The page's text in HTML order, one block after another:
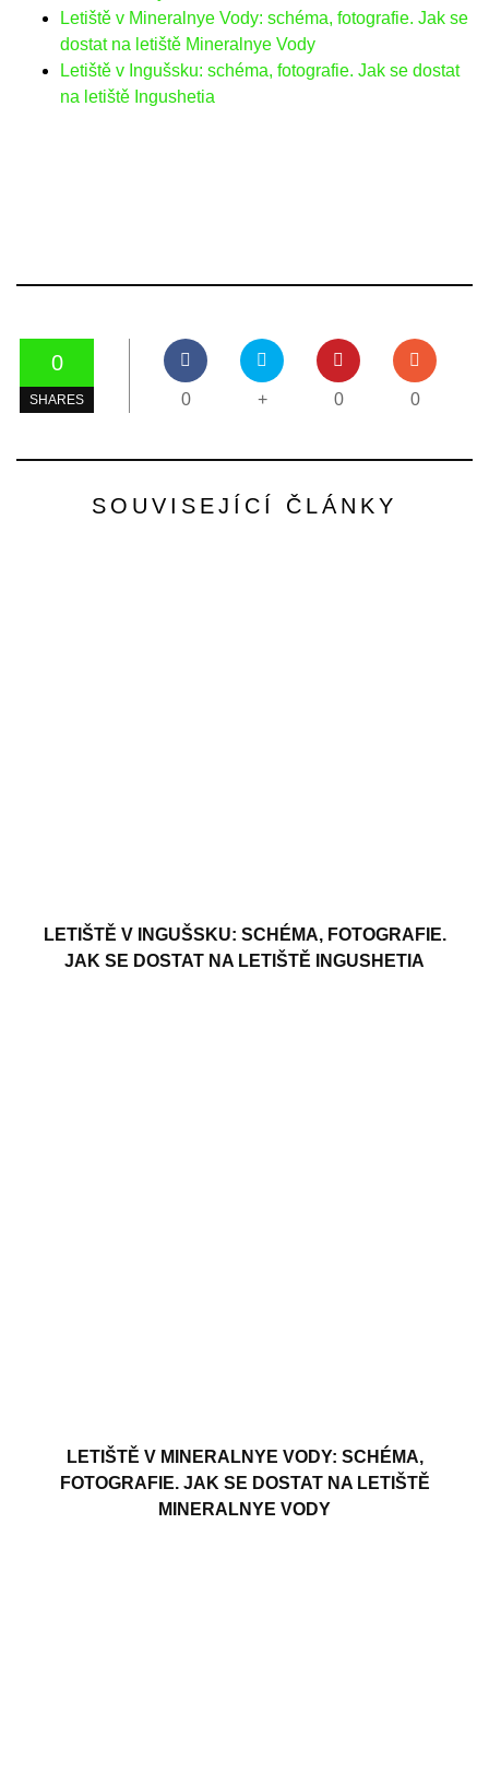
Letiště v Mineralnye Vody: schéma, fotografie. Jak se
dostat na letiště Mineralnye Vody
Letiště v Ingušsku: schéma, fotografie. Jak se dostat
na letiště Ingushetia
0
SHARES 0 + 0 0
SOUVISEJÍCÍ ČLÁNKY
LETIŠTĚ V INGUŠSKU: SCHÉMA, FOTOGRAFIE.
JAK SE DOSTAT NA LETIŠTĚ INGUSHETIA
LETIŠTĚ V MINERALNYE VODY: SCHÉMA,
FOTOGRAFIE. JAK SE DOSTAT NA LETIŠTĚ
MINERALNYE VODY